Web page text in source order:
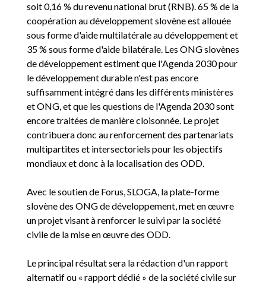
soit 0,16 % du revenu national brut (RNB). 65 % de la
coopération au développement slovène est allouée
sous forme d'aide multilatérale au développement et
35 % sous forme d'aide bilatérale. Les ONG slovènes
de développement estiment que l'Agenda 2030 pour
le développement durable n'est pas encore
suffisamment intégré dans les différents ministères
et ONG, et que les questions de l'Agenda 2030 sont
encore traitées de manière cloisonnée. Le projet
contribuera donc au renforcement des partenariats
multipartites et intersectoriels pour les objectifs
mondiaux et donc à la localisation des ODD.
Avec le soutien de Forus, SLOGA, la plate-forme
slovène des ONG de développement, met en œuvre
un projet visant à renforcer le suivi par la société
civile de la mise en œuvre des ODD.
Le principal résultat sera la rédaction d'un rapport
alternatif ou « rapport dédié » de la société civile sur